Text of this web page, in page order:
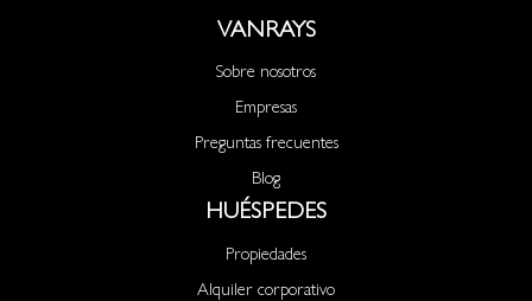
VANRAYS
Sobre nosotros
Empresas
Preguntas frecuentes
Blog
HUÉSPEDES
Propiedades
Alquiler corporativo